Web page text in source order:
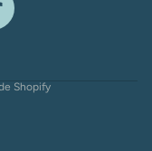
Shopify